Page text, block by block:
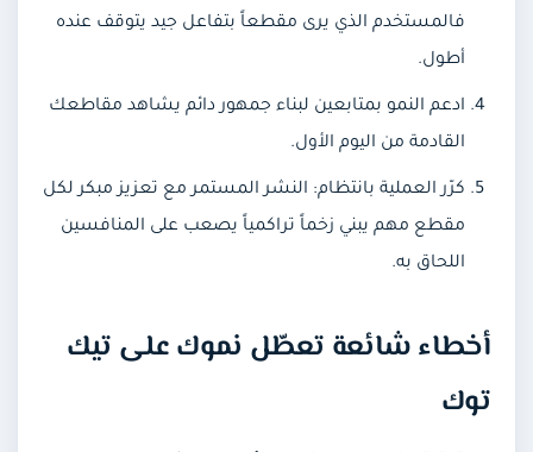
فالمستخدم الذي يرى مقطعاً بتفاعل جيد يتوقف عنده
أطول.
ادعم النمو بمتابعين لبناء جمهور دائم يشاهد مقاطعك
القادمة من اليوم الأول.
كرّر العملية بانتظام: النشر المستمر مع تعزيز مبكر لكل
مقطع مهم يبني زخماً تراكمياً يصعب على المنافسين
اللحاق به.
أخطاء شائعة تعطّل نموك على تيك
توك